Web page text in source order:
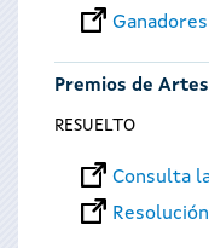
Premios de
RESUELTO
Consulta